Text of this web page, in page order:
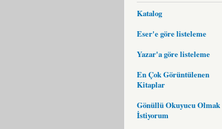
Katalog
Eser'e göre listeleme
Yazar'a göre listeleme
En Çok Görüntülenen
Kitaplar
Gönüllü Okuyucu Olmak
İstiyorum